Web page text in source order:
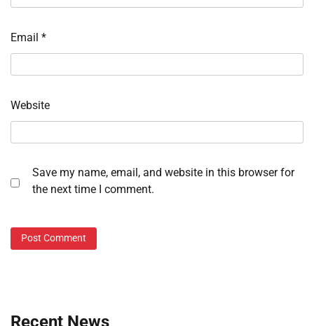
Email *
Website
Save my name, email, and website in this browser for
the next time I comment.
Recent News